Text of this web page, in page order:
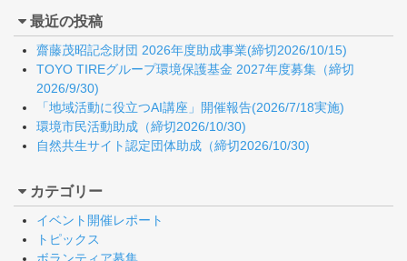
最近の投稿
齋藤茂昭記念財団 2026年度助成事業(締切2026/10/15)
TOYO TIREグループ環境保護基金 2027年度募集（締切
2026/9/30)
「地域活動に役立つAI講座」開催報告(2026/7/18実施)
環境市民活動助成（締切2026/10/30)
自然共生サイト認定団体助成（締切2026/10/30)
カテゴリー
イベント開催レポート
トピックス